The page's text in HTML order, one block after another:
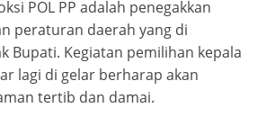
POL PP adalah penegakkan
peraturan daerah yang di
Bupati. Kegiatan pemilihan kepala
lagi di gelar berharap akan
tertib dan damai.